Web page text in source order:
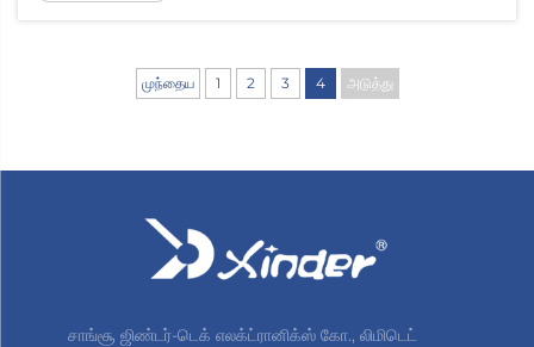
குறைக்கிறது. இந்த நாற்காலி கார் கதவு பக்கமாக 90
கொண்டுள்ளது, எனவே மக்கள்...
முந்தைய 1 2 3 4 அடுத்து
சாங்சூ ஜிண்டர்-டெக் எலக்ட்ரானிக்ஸ் கோ., லிமிடெட்